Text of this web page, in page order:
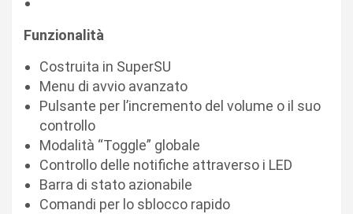
Funzionalità
Costruita in SuperSU
Menu di avvio avanzato
Pulsante per l’incremento del volume o il suo
controllo
Modalità “Toggle” globale
Controllo delle notifiche attraverso i LED
Barra di stato azionabile
Comandi per lo sblocco rapido